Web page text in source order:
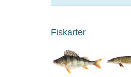
Fiskarter